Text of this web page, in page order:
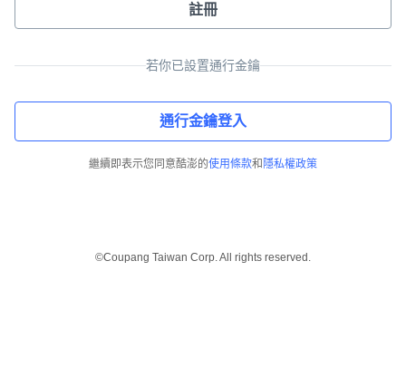
註冊
若你已設置通行金鑰
通行金鑰登入
繼續即表示您同意酷澎的使用條款和 隱私權政策
©Coupang Taiwan Corp. All rights reserved.